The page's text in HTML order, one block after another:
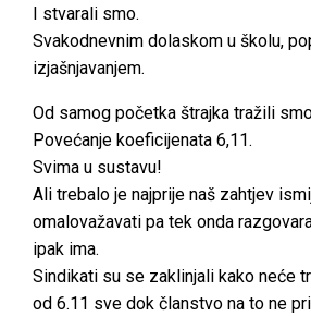
I stvarali smo.
Svakodnevnim dolaskom u školu,
izjašnjavanjem.
Od samog početka štrajka tražili
Povećanje koeficijenata 6,11.
Svima u sustavu!
Ali trebalo je najprije naš zahtjev
omalovažavati pa tek onda
ipak ima.
Sindikati su se zaklinjali kako neće
od 6.11 sve dok članstvo na to ne